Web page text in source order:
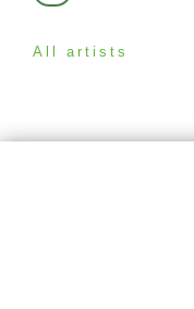
All artists